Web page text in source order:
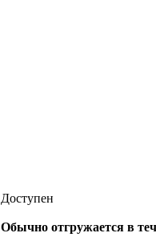
Доступен
Обычно отгружается в